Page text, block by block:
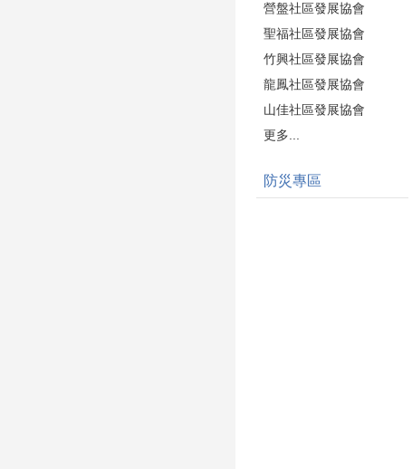
營盤社區發展協會
聖福社區發展協會
竹興社區發展協會
龍鳳社區發展協會
山佳社區發展協會
更多...
防災專區